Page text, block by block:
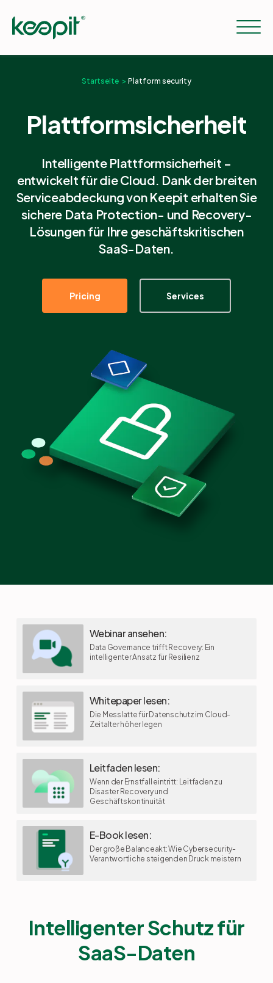
Preise
Resourcen
Partner
Unterstützung
Demo
Startseite Platform security
Plattformsicherheit
Intelligente Plattform­sicherheit –
entwickelt für die Cloud. Dank der breiten
Serviceabdeckung von Keepit erhalten Sie
sichere Data Protection- und Recovery-
Lösungen für Ihre geschäftskritischen
SaaS-Daten.
Pricing Services
Webinar ansehen:
Data Governance trifft Recovery: Ein
intelligenter Ansatz für Resilienz
Whitepaper lesen:
Die Messlatte für Datenschutz im Cloud-
Zeitalter höher legen
Leitfaden lesen:
Wenn der Ernstfall eintritt: Leitfaden zu
Disaster Recovery und
Geschäftskontinuität
E-Book lesen:
Der große Balanceakt: Wie Cybersecurity-
Verantwortliche steigenden Druck meistern
Intelligenter Schutz für
SaaS-Daten